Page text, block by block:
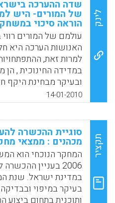
את דרכי ההתמודדות
עובדי הוראה עם
את האיזונים ואת
המתוחה שבין קובעי
לוין-רוזליס, 2012).
לינק
שדה ההערכה
של המורים- היש
הוראה סיכוי במשחק
עולמם של המורים
האנושות הערכה היא
למרות זאת,
במדידה החינוכית ,
ובעיקר מבחינת היקף
וההשפעה עליה , שינו
הערכת התלמידים על
מזאת, אין למורה
והמדידה הנעשות על
לא כאשר הוא
ההכשרה להערכה
לקויה ביותר, הן
להסיק על גיבוש זהות
ההכשרה שהם
בזהות זו.הכשרה
14-01-2010
תקציר
סוגיית ההכשרה
מכהנים : ממצאי
המחקר הנוכחי הוא
2006 בעניין
במדינת ישראל. שנת
בעיקר במיפוי